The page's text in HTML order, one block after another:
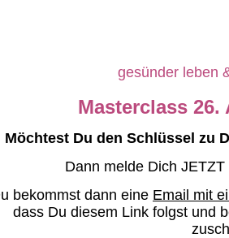
gesünder leben
Masterclass 26.
Möchtest Du den Schlüssel zu
Dann melde Dich
bekommst dann eine Email mit
dass Du diesem Link folgst und